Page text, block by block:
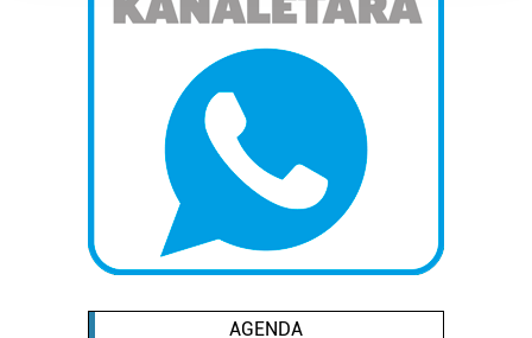
prozesatzen ditugu, zure IP zenbakia, besteak beste,
pertsonalizatuak eskaintzeko, iragarkiak eta edukia
neurtzeko, jendeari buruzko informazioa biltzeko eta
produktuak garatzeko. Zure datuak nork eta zertarako
erabiltzen dituen hauta dezakezu.
Bazkide batzuek ez dizute baimenik eskatzen, eta beren
interes komertzial legitimoetan babesten dira. Ikusi gure
bazkideen zerrenda, beren ustez zein helburutarako
AGENDA